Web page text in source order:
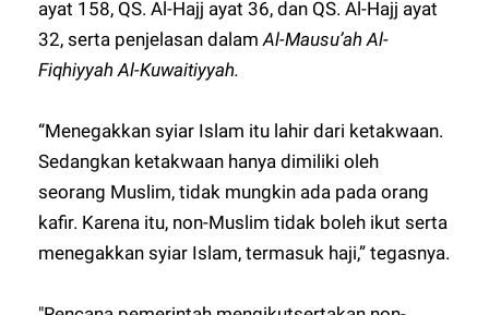
ayat 158, QS. Al-Hajj ayat 36, dan QS. Al-Hajj ayat
32, serta penjelasan dalamAl-Mausu’ah Al-
Fiqhiyyah Al-Kuwaitiyyah.
“Menegakkan syiar Islam itu lahir dari ketakwaan.
Sedangkan ketakwaan hanya dimiliki oleh
seorang Muslim, tidak mungkin ada pada orang
kafir. Karena itu, non-Muslim tidak boleh ikut serta
menegakkan syiar Islam, termasuk haji,” tegasnya.